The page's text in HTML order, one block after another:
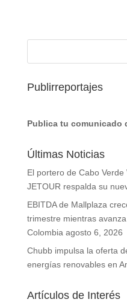
Publirreportajes
Publica tu comunicado
Últimas Noticias
El portero de Cabo
JETOUR respalda su
EBITDA de Mallplaza
trimestre mientras
Colombia agosto 6, 2026
Chubb impulsa la oferta
energías renovables en
Artículos de Interés